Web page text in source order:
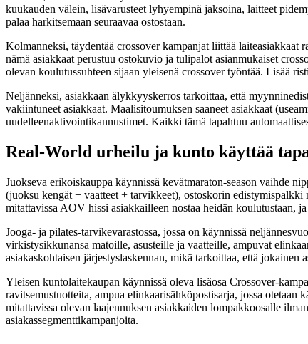
kuukauden välein, lisävarusteet lyhyempinä jaksoina, laitteet
palaa harkitsemaan seuraavaa ostostaan.
Kolmanneksi, täydentää crossover kampanjat liittää laiteasiakkaat
nämä asiakkaat perustuu ostokuvio ja tulipalot asianmukaiset
olevan koulutussuhteen sijaan yleisenä crossover työntää. Lisää
Neljänneksi, asiakkaan älykkyyskerros tarkoittaa, että
vakiintuneet asiakkaat. Maalisitoumuksen saaneet asiakkaat
uudelleenaktivointikannustimet. Kaikki tämä tapahtuu
Real-World urheilu ja kunto käyttää
Juokseva erikoiskauppa käynnissä kevätmaraton-season vaihde
(juoksu kengät + vaatteet + tarvikkeet), ostoskorin
mitattavissa AOV hissi asiakkailleen nostaa heidän koulutustaan,
Jooga- ja pilates-tarvikevarastossa, jossa on käynnissä
virkistysikkunansa matoille, asusteille ja vaatteille, ampuvat
asiakaskohtaisen järjestyslaskennan, mikä tarkoittaa, että
Yleisen kuntolaitekaupan käynnissä oleva lisäosa Crossover-
ravitsemustuotteita, ampua elinkaarisähköpostisarja, jossa
mitattavissa olevan laajennuksen asiakkaiden lompakkoosalle
asiakassegmenttikampanjoita.